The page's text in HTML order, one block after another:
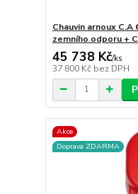
Chauvin arnoux C.A
zemního odporu +
45 738 Kč/ks
37 800 Kč bez DPH
Akce
Doprava ZDARMA